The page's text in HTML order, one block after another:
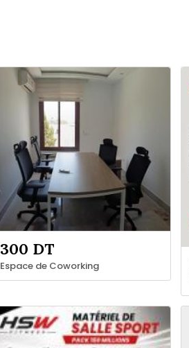
300 DT
Espace de Coworking